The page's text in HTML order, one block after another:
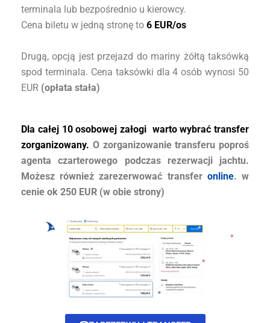
terminala lub bezpośrednio u kierowcy.
Cena biletu w jedną stronę to 6 EUR/os
Drugą, opcją jest przejazd do mariny żółtą taksówką
spod terminala. Cena taksówki dla 4 osób wynosi 50
EUR (opłata stała)
Dla całej 10 osobowej załogi warto wybrać transfer
zorganizowany. O zorganizowanie transferu poproś
agenta czarterowego podczas rezerwacji jachtu.
Możesz również zarezerwować transfer online. w
cenie ok 250 EUR (w obie strony)